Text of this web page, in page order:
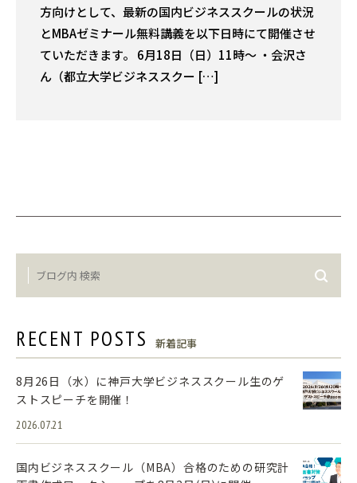
方向けとして、最新の国内ビジネススクールの状況
とMBAゼミナール無料講義を以下日時にて開催させ
ていただきます。 6月18日（日）11時〜 ・会沢さ
ん（都立大学ビジネススクー […]
RECENT POSTS 新着記事
8月26日（水）に神戸大学ビジネススクール生のゲ
ストスピーチを開催！
2026.07.21
国内ビジネススクール（MBA）合格のための研究計